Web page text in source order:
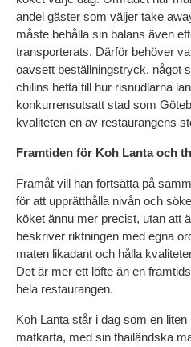
andel gäster som väljer take
måste behålla sin balans även
transporterats. Därför behöver
oavsett beställningstryck, något
chilins hetta till hur risnudlarna
konkurrensutsatt stad som
kvaliteten en av restaurangens
Framtiden för Koh Lanta och
Framåt vill han fortsätta på
för att upprätthålla nivån och
köket ännu mer precist, utan att
beskriver riktningen med egna
maten likadant och hålla
Det är mer ett löfte än en
hela restaurangen.
Koh Lanta står i dag som en
matkarta, med sin thailändska